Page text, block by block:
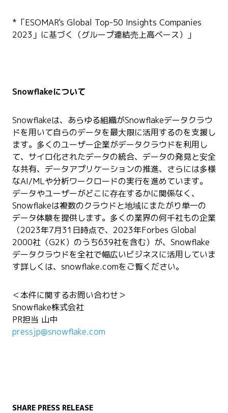
*「ESOMAR's Global Top-50 Insights Companies
2023」に基づく（グループ連結売上高ベース）」
Snowflakeについて
Snowflakeは、あらゆる組織がSnowflakeデータクラウ
ドを用いて自らのデータを最大限に活用するのを支援し
ます。多くのユーザー企業がデータクラウドを利用し
て、サイロ化されたデータの統合、データの発見と安全
な共有、データアプリケーションの推進、さらには多様
なAI/MLや分析ワークロードの実行を進めています。
データやユーザーがどこに存在するかに関係なく、
Snowflakeは複数のクラウドと地域にまたがり単一の
データ体験を提供します。多くの業界の何千社もの企業
（2023年7月31日時点で、2023年Forbes Global
2000社（G2K）のうち639社を含む）が、Snowflake
データクラウドを全社で幅広いビジネスに活用していま
す詳しくは、snowflake.comをご覧ください。
＜本件に関するお問い合わせ＞
Snowflake株式会社
PR担当 山中
pressjp@snowflake.com
SHARE PRESS RELEASE